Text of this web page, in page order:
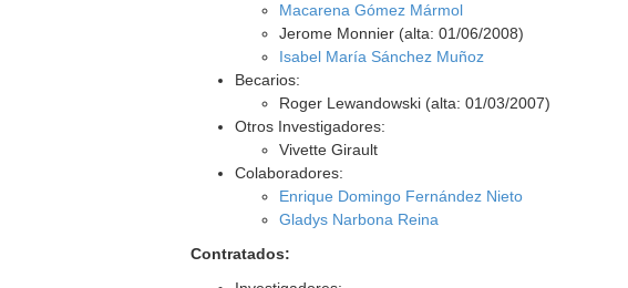
Macarena Gómez Mármol
Jerome Monnier (alta: 01/06/2008)
Isabel María Sánchez Muñoz
Becarios:
Roger Lewandowski (alta: 01/03/2007)
Otros Investigadores:
Vivette Girault
Colaboradores:
Enrique Domingo Fernández Nieto
Gladys Narbona Reina
Contratados: